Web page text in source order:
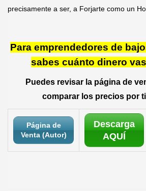
precisamente a ser, a Forjarte como un
Para emprendedores de
sabes cuánto dinero
Puedes revisar la página de
comparar los precios por
Página de
Venta (Autor)
Descarga
AQUÍ